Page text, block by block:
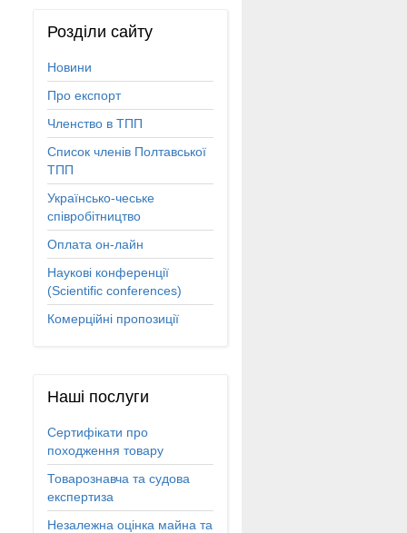
Розділи сайту
Новини
Про експорт
Членство в ТПП
Список членів Полтавської
ТПП
Українсько-чеське
співробітництво
Оплата он-лайн
Наукові конференції
(Scientific conferences)
Комерційні пропозиції
Наші послуги
Сертифікати про
походження товару
Товарознавча та судова
експертиза
Незалежна оцінка майна та